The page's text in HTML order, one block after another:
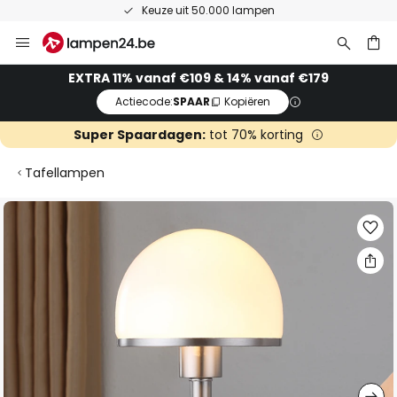
Keuze uit 50.000 lampen
naar
EXTRA 11% vanaf €109 & 14% vanaf €179
Actiecode:SPAAR Kopiëren
Super Spaardagen: tot 70% korting
Tafellampen
Ga